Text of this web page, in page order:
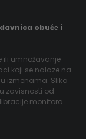
obućе i
ili umnožavanje
koji se nalaze na
izmenama. Slika
zavisnosti od
monitora